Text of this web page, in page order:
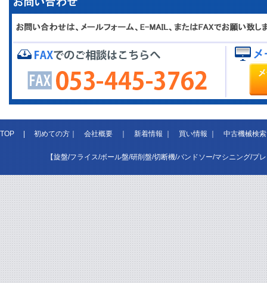
TOP|初めての方｜会社概要｜新着情報｜買い情報｜中古機械検索
【旋盤/フライス/ボール盤/研削盤/切断機/バンドソー/マシニング/プ